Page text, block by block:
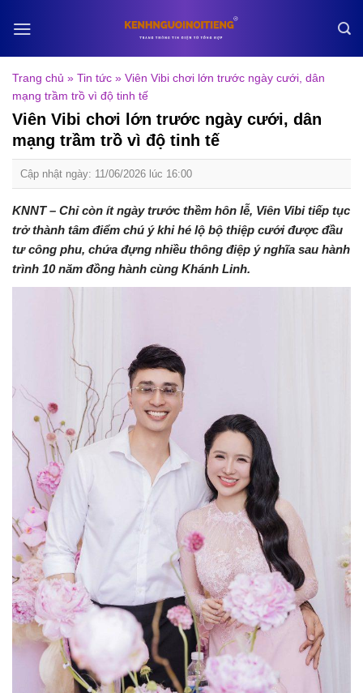
Trang chủ » Tin tức » Viên Vibi chơi lớn trước ngày cưới, dân
mạng trầm trồ vì độ tinh tế
Viên Vibi chơi lớn trước ngày cưới, dân
mạng trầm trồ vì độ tinh tế
Cập nhật ngày: 11/06/2026 lúc 16:00
KNNT – Chỉ còn ít ngày trước thềm hôn lễ, Viên Vibi tiếp tục
trở thành tâm điểm chú ý khi hé lộ bộ thiệp cưới được đầu
tư công phu, chứa đựng nhiều thông điệp ý nghĩa sau hành
trình 10 năm đồng hành cùng Khánh Linh.